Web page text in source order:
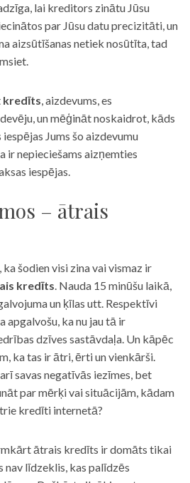
lai kreditors zinātu Jūsu
par Jūsu datu precizitāti, un
aizsūtīšanas netiek nosūtīta, tad
kredīts, aizdevums, es
un mēģināt noskaidrot, kāds
Jums šo aizdevumu
ir nepieciešams aizņemties
iespējas.
– ātrais
šodien visi zina vai vismaz ir
kredīts. Nauda 15 minūšu laikā,
un ķīlas utt. Respektīvi
ka nu jau tā ir
dzīves sastāvdaļa. Un kāpēc
ka tas ir ātri, ērti un vienkārši.
savas negatīvās iezīmes, bet
par mērķi vai situācijām, kādam
kredīti internetā?
ātrais kredīts ir domāts tikai
līdzeklis, kas palīdzēs